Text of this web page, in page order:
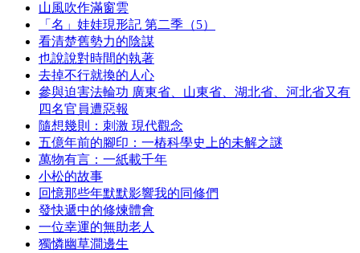
山風吹作滿窗雲
「名」娃娃現形記 第二季（5）
看清楚舊勢力的陰謀
也說說對時間的執著
去掉不行就換的人心
參與迫害法輪功 廣東省、山東省、湖北省、河北省又有
四名官員遭惡報
隨想幾則：刺激 現代觀念
五億年前的腳印：一樁科學史上的未解之謎
萬物有言：一紙載千年
小松的故事
回憶那些年默默影響我的同修們
發快遞中的修煉體會
一位幸運的無助老人
獨憐幽草澗邊生